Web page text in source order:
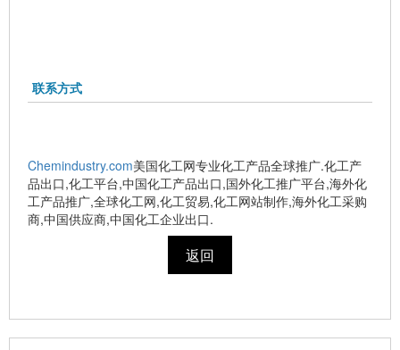
联系方式
Chemindustry.com美国化工网专业化工产品全球推广.化工产
品出口,化工平台,中国化工产品出口,国外化工推广平台,海外化
工产品推广,全球化工网,化工贸易,化工网站制作,海外化工采购
商,中国供应商,中国化工企业出口.
返回